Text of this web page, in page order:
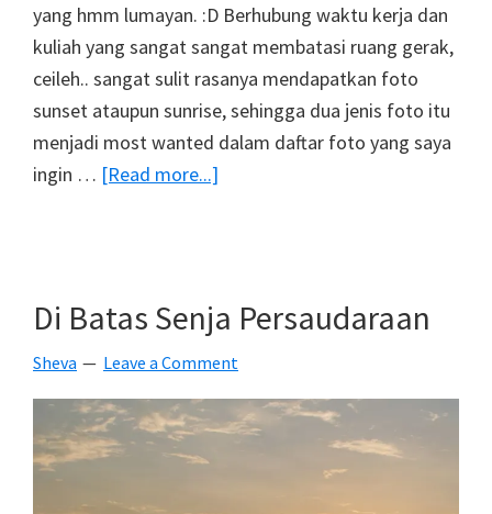
yang hmm lumayan. :D Berhubung waktu kerja dan
kuliah yang sangat sangat membatasi ruang gerak,
ceileh.. sangat sulit rasanya mendapatkan foto
sunset ataupun sunrise, sehingga dua jenis foto itu
menjadi most wanted dalam daftar foto yang saya
ingin … [Read more...]
Di Batas Senja Persaudaraan
Sheva Leave a Comment